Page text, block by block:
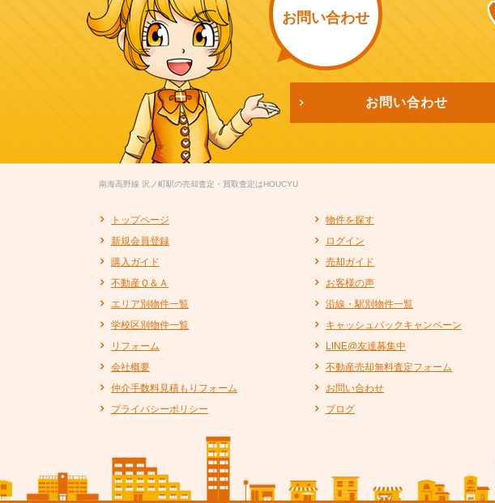
お問い合わせ
お問い合わせ
南海高野線 沢ノ町駅の売却査定・買取査定はHOUCYU
トップページ
物件を探す
新規会員登録
ログイン
購入ガイド
売却ガイド
不動産Ｑ＆Ａ
お客様の声
エリア別物件一覧
沿線・駅別物件一覧
学校区別物件一覧
キャッシュバックキャンペーン
リフォーム
LINE@友達募集中
会社概要
不動産売却無料査定フォーム
仲介手数料見積もりフォーム
お問い合わせ
プライバシーポリシー
ブログ